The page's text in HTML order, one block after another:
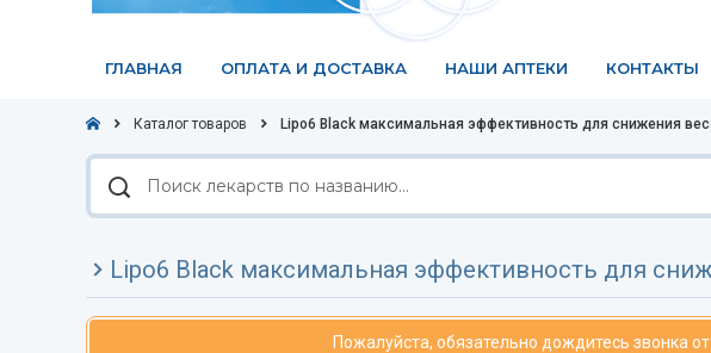
ГЛАВНАЯ ОПЛАТА И ДОСТАВКА НАШИ АПТЕКИ КОНТАКТЫ
Каталог товаров Lipo6 Black максимальная эффективность для снижения
Поиск
лекарств
по
Lipo6 Black максимальная эффективность для
Пожалуйста, обязательно дождитесь звонка